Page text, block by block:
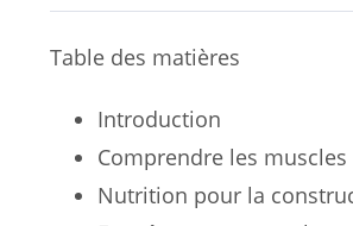
Table des matières
Introduction
Comprendre les muscles
Nutrition pour la